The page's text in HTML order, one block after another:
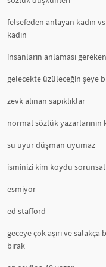
felsefeden anlayan kadın
kadın
insanların anlaması
gelecekte üzüleceğin şeye
zevk alınan sapıklıklar
normal sözlük
su uyur düşman uyumaz
isminizi kim koydu
esmiyor
ed stafford
geceye çok aşırı ve salakça
bırak